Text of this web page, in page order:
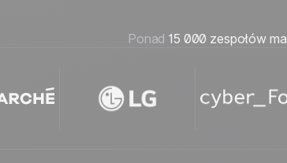
Ponad 15 000 zespołów